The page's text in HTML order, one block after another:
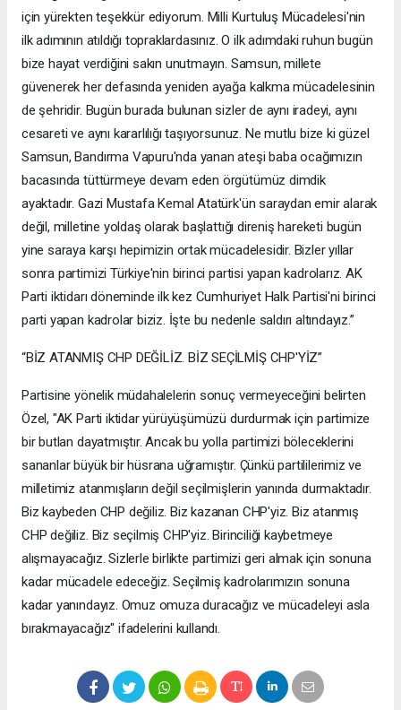
için yürekten teşekkür ediyorum. Milli Kurtuluş Mücadelesi'nin
ilk adımının atıldığı topraklardasınız. O ilk adımdaki ruhun bugün
bize hayat verdiğini sakın unutmayın. Samsun, millete
güvenerek her defasında yeniden ayağa kalkma mücadelesinin
de şehridir. Bugün burada bulunan sizler de aynı iradeyi, aynı
cesareti ve aynı kararlılığı taşıyorsunuz. Ne mutlu bize ki güzel
Samsun, Bandırma Vapuru'nda yanan ateşi baba ocağımızın
bacasında tüttürmeye devam eden örgütümüz dimdik
ayaktadır. Gazi Mustafa Kemal Atatürk'ün saraydan emir alarak
değil, milletine yoldaş olarak başlattığı direniş hareketi bugün
yine saraya karşı hepimizin ortak mücadelesidir. Bizler yıllar
sonra partimizi Türkiye'nin birinci partisi yapan kadrolarız. AK
Parti iktidarı döneminde ilk kez Cumhuriyet Halk Partisi'ni birinci
parti yapan kadrolar biziz. İşte bu nedenle saldırı altındayız.”
“BİZ ATANMIŞ CHP DEĞİLİZ. BİZ SEÇİLMİŞ CHP'YİZ”
Partisine yönelik müdahalelerin sonuç vermeyeceğini belirten
Özel, "AK Parti iktidar yürüyüşümüzü durdurmak için partimize
bir butlan dayatmıştır. Ancak bu yolla partimizi böleceklerini
sananlar büyük bir hüsrana uğramıştır. Çünkü partililerimiz ve
milletimiz atanmışların değil seçilmişlerin yanında durmaktadır.
Biz kaybeden CHP değiliz. Biz kazanan CHP'yiz. Biz atanmış
CHP değiliz. Biz seçilmiş CHP'yiz. Birinciliği kaybetmeye
alışmayacağız. Sizlerle birlikte partimizi geri almak için sonuna
kadar mücadele edeceğiz. Seçilmiş kadrolarımızın sonuna
kadar yanındayız. Omuz omuza duracağız ve mücadeleyi asla
bırakmayacağız" ifadelerini kullandı.